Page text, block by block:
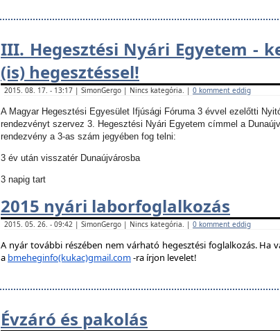
III. Hegesztési Nyári Egyetem -
(is) hegesztéssel!
2015. 08. 17. - 13:17 | SimonGergo | Nincs kategória. | 0 komment eddig
A Magyar Hegesztési Egyesület Ifjúsági Fóruma 3 évvel ezelőtti
rendezvényt szervez 3. Hegesztési Nyári Egyetem címmel a
rendezvény a 3-as szám jegyében fog telni:
3 év után visszatér Dunaújvárosba
3 napig tart
2015 nyári laborfoglalkozás
2015. 05. 26. - 09:42 | SimonGergo | Nincs kategória. | 0 komment eddig
A nyár további részében nem várható hegesztési foglalkozás. Ha
a bmeheginfo(kukac)gmail.com-ra írjon levelet!
Évzáró és pakolás